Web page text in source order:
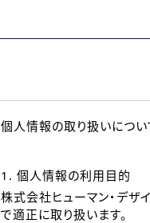
個人情報の取り扱いについ
1. 個人情報の利用目的
株式会社ヒューマン・デザ
で適正に取り扱います。